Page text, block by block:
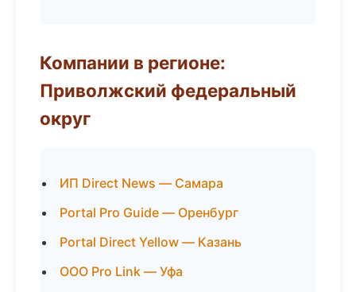
Компании в регионе:
Приволжский федеральный
округ
ИП Direct News — Самара
Portal Pro Guide — Оренбург
Portal Direct Yellow — Казань
ООО Pro Link — Уфа